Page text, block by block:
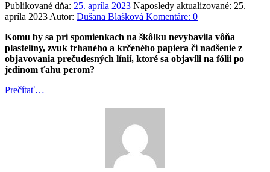
Publikované dňa: 25. apríla 2023 Naposledy aktualizované: 25.
apríla 2023 Autor: Dušana Blašková Komentáre: 0
Komu by sa pri spomienkach na škôlku nevybavila vôňa
plastelíny, zvuk trhaného a krčeného papiera či nadšenie z
objavovania prečudesných línií, ktoré sa objavili na fólii po
jedinom ťahu perom?
Prečítať“Ani
…